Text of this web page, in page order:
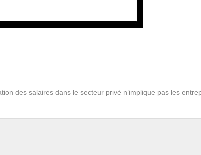
des salaires dans le secteur privé n’implique pas les